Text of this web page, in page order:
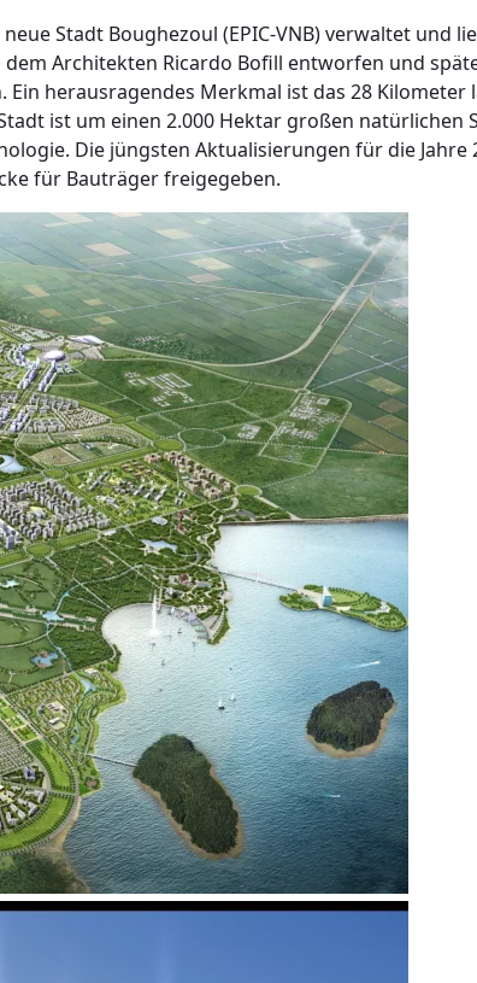
Stadt Boughezoul (EPIC-VNB) verwaltet und
Architekten Ricardo Bofill entworfen und
herausragendes Merkmal ist das 28
ist um einen 2.000 Hektar großen
Die jüngsten Aktualisierungen für die
für Bauträger freigegeben.